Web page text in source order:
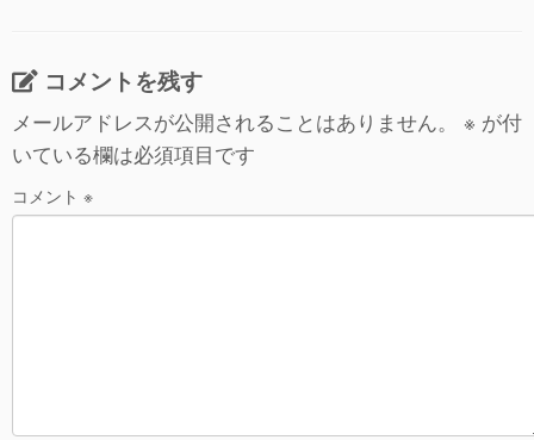
er n
a
e
b
o
o
k
コメントを残す
メールアドレスが公開されることはありません。 ※ が付
いている欄は必須項目です
コメント ※